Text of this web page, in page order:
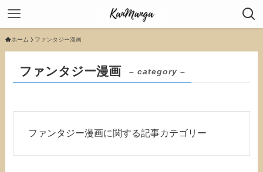
ホーム ファンタジー漫画
ファンタジー漫画 – category –
ファンタジー漫画に関する記事カテゴリー